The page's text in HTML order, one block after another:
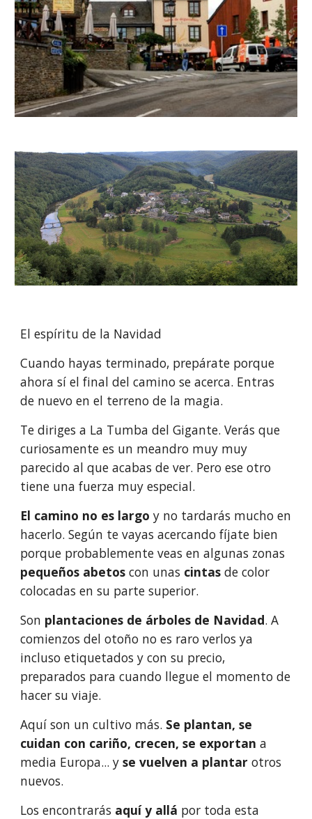
El espíritu de la Navidad
Cuando hayas terminado, prepárate porque
ahora sí el final del camino se acerca. Entras
de nuevo en el terreno de la magia.
Te diriges a La Tumba del Gigante. Verás que
curiosamente es un meandro muy muy
parecido al que acabas de ver. Pero ese otro
tiene una fuerza muy especial.
El camino no es largo y no tardarás mucho en
hacerlo. Según te vayas acercando fíjate bien
pequeños abetos con unas cintas de color
colocadas en su parte superior.
Son plantaciones de árboles de Navidad. A
comienzos del otoño no es raro verlos ya
incluso etiquetados y con su precio,
preparados para cuando llegue el momento de
hacer su viaje.
Aquí son un cultivo más. Se plantan, se
cuidan con cariño, crecen, se exportan a
media Europa... y se vuelven a plantar otros
nuevos.
Los encontrarás aquí y allá por toda esta